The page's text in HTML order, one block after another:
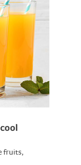
fruits,